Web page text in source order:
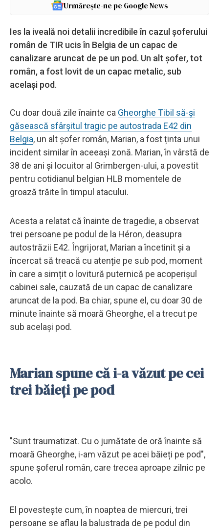
Urmărește-ne pe Google News
Ies la iveală noi detalii incredibile în cazul șoferului
român de TIR ucis în Belgia de un capac de
canalizare aruncat de pe un pod. Un alt șofer, tot
român, a fost lovit de un capac metalic, sub
același pod.
Cu doar două zile înainte ca Gheorghe Tibil să-și
găsească sfârșitul tragic pe autostrada E42 din
Belgia, un alt șofer român, Marian, a fost ținta unui
incident similar în aceeași zonă. Marian, în vârstă de
38 de ani și locuitor al Grimbergen-ului, a povestit
pentru cotidianul belgian HLB momentele de
groază trăite în timpul atacului.
Acesta a relatat că înainte de tragedie, a observat
trei persoane pe podul de la Héron, deasupra
autostrăzii E42. Îngrijorat, Marian a încetinit și a
încercat să treacă cu atenție pe sub pod, moment
în care a simțit o lovitură puternică pe acoperișul
cabinei sale, cauzată de un capac de canalizare
aruncat de la pod. Ba chiar, spune el, cu doar 30 de
minute înainte să moară Gheorghe, el a trecut pe
sub același pod.
Marian spune că i-a văzut pe cei
trei băieți pe pod
"Sunt traumatizat. Cu o jumătate de oră înainte să
moară Gheorghe, i-am văzut pe acei băieți pe pod",
spune șoferul român, care trecea aproape zilnic pe
acolo.
El povestește cum, în noaptea de miercuri, trei
persoane se aflau la balustrada de pe podul din